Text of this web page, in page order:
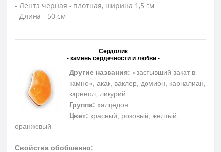
- Лента черная - плотная, ширина 1,5 см
- Длина - 50 см
Сердолик
- камень сердечности и любви -
Другие названия: «застывший закат в
камне», акак, ваклер, домион, карналиан,
карнеол, ликурий
Группа: халцедон
Цвет: красный, розовый, желтый,
оранжевый
Свойства обобщенно: